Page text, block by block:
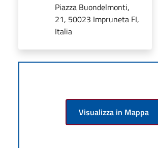
Piazza Buondelmonti,
21, 50023 Impruneta FI,
Italia
Visualizza in Mappa